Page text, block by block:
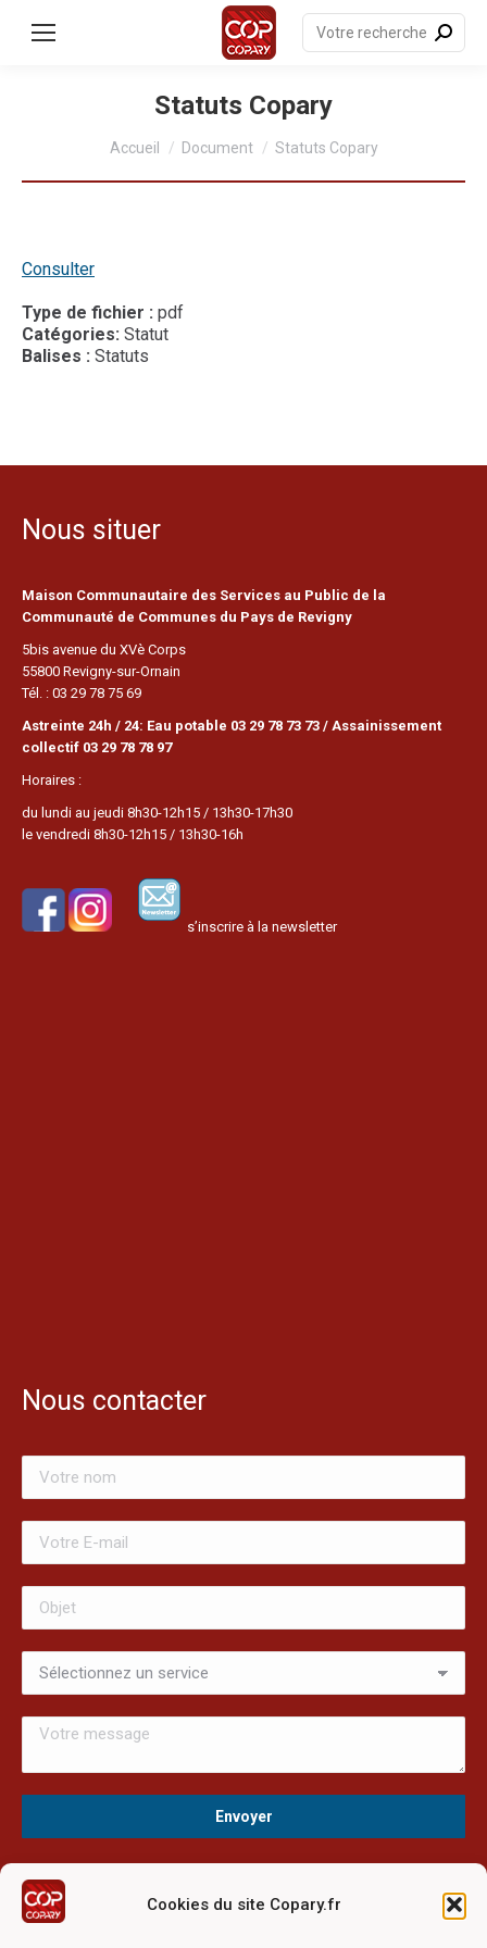
Cookies du site Copary.fr
principal
Recherche
:
Statuts Copary
Accueil Document Statuts Copary
Consulter
Type de fichier : pdf
Catégories: Statut
Balises : Statuts
Nous situer
Maison Communautaire des Services au Public de la
Communauté de Communes du Pays de Revigny
5bis avenue du XVè Corps
55800 Revigny-sur-Ornain
Tél. : 03 29 78 75 69
Astreinte 24h / 24: Eau potable 03 29 78 73 73 / Assainissement
collectif 03 29 78 78 97
Horaires :
du lundi au jeudi 8h30-12h15 / 13h30-17h30
le vendredi 8h30-12h15 / 13h30-16h
s’inscrire à la newsletter
Nous contacter
Ce site a été réalisé avec le soutien financier de l'Union